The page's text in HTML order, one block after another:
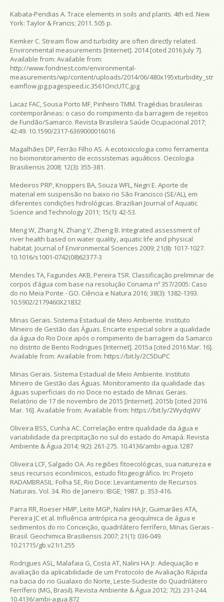
Kabata-Pendias A. Trace elements in soils and plants. 4th ed. New
York: Taylor & Francis; 2011. 505 p.
Kemker C. Stream flow and turbidity are often directly related.
Environmental measurements [Internet]. 2014 [cited 2016 July 7].
Available from: Available from:
http://www.fondriest.com/environmental-
measurements/wp/content/uploads/2014/06/480x195xturbidity_str
eamflow.jpg.pagespeed.ic.3561OncUTC.jpg
Lacaz FAC, Sousa Porto MF, Pinheiro TMM. Tragédias brasileiras
contemporâneas: o caso do rompimento da barragem de rejeitos
de Fundão/Samarco. Revista Brasileira Saúde Ocupacional 2017;
42:49. 10.1590/2317-6369000016016
Magalhães DP, Ferrão Filho AS. A ecotoxicologia como ferramenta
no biomonitoramento de ecossistemas aquáticos. Oecologia
Brasiliensis 2008; 12(3): 355-381.
Medeiros PRP, Knoppers BA, Souza WFL, Negri E. Aporte de
material em suspensão no baixo rio São Francisco (SE/AL), em
diferentes condições hidrológicas. Brazilian Journal of Aquatic
Science and Technology 2011; 15(1): 42-53.
Meng W, Zhang N, Zhang Y, Zheng B. Integrated assessment of
river health based on water quality, aquatic life and physical
habitat. Journal of Environmental Sciences 2009; 21(8): 1017-1027.
10.1016/s1001-0742(08)62377-3
Mendes TA, Fagundes AKB, Pereira TSR. Classificação preliminar de
corpos d’água com base na resolução Conama nº 357/2005: Caso
do rio Meia Ponte - GO. Ciência e Natura 2016; 38(3): 1382-1393.
10.5902/2179460X21832
Minas Gerais. Sistema Estadual de Meio Ambiente. Instituto
Mineiro de Gestão das Águas. Encarte especial sobre a qualidade
da água do Rio Doce após o rompimento de barragem da Samarco
no distrito de Bento Rodrigues [Internet]. 2015a [cited 2016 Mar. 16].
Available from: Available from: https://bit.ly/2C5DuPC
Minas Gerais. Sistema Estadual de Meio Ambiente. Instituto
Mineiro de Gestão das Águas. Monitoramento da qualidade das
águas superficiais do rio Doce no estado de Minas Gerais.
Relatório de 17 de novembro de 2015 [Internet]. 2015b [cited 2016
Mar. 16]. Available from: Available from: https://bit.ly/2WydqWV
Oliveira BSS, Cunha AC. Correlação entre qualidade da água e
variabilidade da precipitação no sul do estado do Amapá. Revista
Ambiente & Água 2014; 9(2): 261-275. 10.4136/ambi-agua.1287
Oliveira LCF, Salgado OA. As regiões fitoecológicas, sua natureza e
seus recursos econômicos, estudo fitogeográfico. In: Projeto
RADAMBRASIL: Folha SE, Rio Doce: Levantamento de Recursos
Naturais. Vol. 34. Rio de Janeiro: IBGE; 1987. p. 353-416.
Parra RR, Roeser HMP, Leite MGP, Nalini HA Jr, Guimarães ATA,
Pereira JC et al. Influência antrópica na geoquímica de água e
sedimentos do rio Conceição, quadrilátero ferrífero, Minas Gerais -
Brasil. Geochimica Brasiliensis 2007; 21(1): 036-049.
10.21715/gb.v21i1.255
Rodrigues ASL, Malafaia G, Costa AT, Nalini HA Jr. Adequação e
avaliação da aplicabilidade de um Protocolo de Avaliação Rápida
na bacia do rio Gualaxo do Norte, Leste-Sudeste do Quadrilátero
Ferrífero (MG, Brasil). Revista Ambiente & Água 2012; 7(2): 231-244.
10.4136/ambi-agua.872